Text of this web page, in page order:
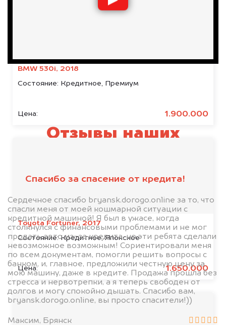
BMW 530i, 2018
Состояние: Кредитное, Премиум
Цена: 1.900.000
Toyota Fortuner, 2017
Состояние:Кредитное, Японское
Цена: 1.650.000
Отзывы наших
Спасибо за спасение от кредита!
Сердечное спасибо bryansk.dorogo.online за то, что
спасли меня от моей кошмарной ситуации с
кредитной машиной! Я был в ужасе, когда
столкнулся с финансовыми проблемами и не мог
продать авто из-за кредита, но эти ребята сделали
невозможное возможным! Сориентировали меня
по всем документам, помогли решить вопросы с
банком, и, главное, предложили честную цену за
мою машину, даже в кредите. Продажа прошла без
стресса и нервотрепки, а я теперь свободен от
долгов и могу спокойно дышать. Спасибо вам,
bryansk.dorogo.online, вы просто спасители!))
Максим, Брянск